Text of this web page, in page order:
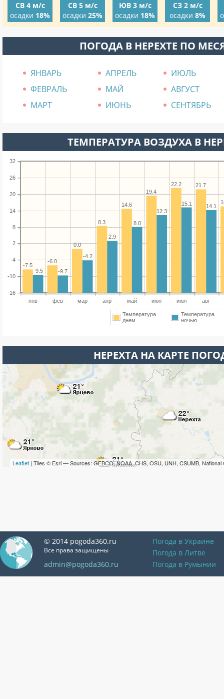
СВ 4 м/с
осадки 18%
СВ 5 м/с
осадки 25%
ЮВ 3 м/с
осадки 18%
СЗ 2 м/с
осадки 8%
ПОГОДА В НЕРЕХТЕ ПО
ЯНВАРЬ АПРЕЛЬ
ИЮЛЬ
ФЕВРАЛЬ
МАЙ
АВГУСТ
МАРТ
ИЮНЬ СЕНТЯБРЬ
ТЕМПЕРАТУРА ВОЗДУХА В
янв фев мар апр май июн июл авг
-16
-10
-4
2
8
14
20
26
32
21.7
22.2
19.4
14.6
8.3
0.0
-6.0
-7.5
14.1
15.1
12.3
8.0
2.9
-4.2
-9.7
-9.5
Температура
днем
Температура
ночью
НЕРЕХТА НА КАРТЕ
Leaflet | Tiles © Esri — Sources: GEBCO, NOAA, CHS, OSU, UNH, CSUMB, National
© 2014 pogoda360.ru
Все права защищены
admin@pogoda360.ru
Погода в Украине
Погода в Литве
Погода в Румынии